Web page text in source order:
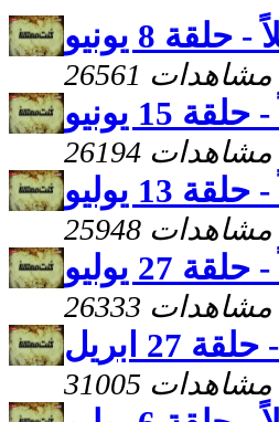
8 يونيو
26561 مشاهدات
15 يونيو
26194 مشاهدات
13 يوليو
25948 مشاهدات
27 يوليو
26333 مشاهدات
ابريل
31005 مشاهدات